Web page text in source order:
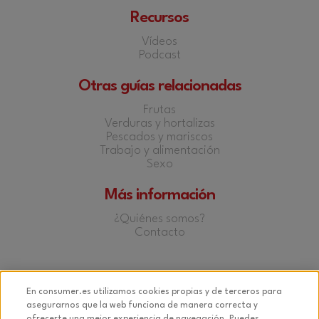
Recursos
Vídeos
Podcast
Otras guías relacionadas
Frutas
Verduras y hortalizas
Pescados y mariscos
Trabajo y alimentación
Sexo
Más información
¿Quiénes somos?
Contacto
En consumer.es utilizamos cookies propias y de terceros para
asegurarnos que la web funciona de manera correcta y